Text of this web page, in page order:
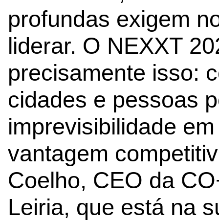
profundas exigem
liderar. O NEXXT
precisamente isso:
cidades e pessoas
imprevisibilidade
vantagem
Coelho, CEO da
Leiria, que está na